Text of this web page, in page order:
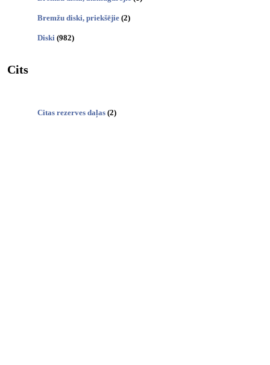
Bremžu diski, priekšējie (2)
Diski (982)
Cits
Citas rezerves daļas (2)